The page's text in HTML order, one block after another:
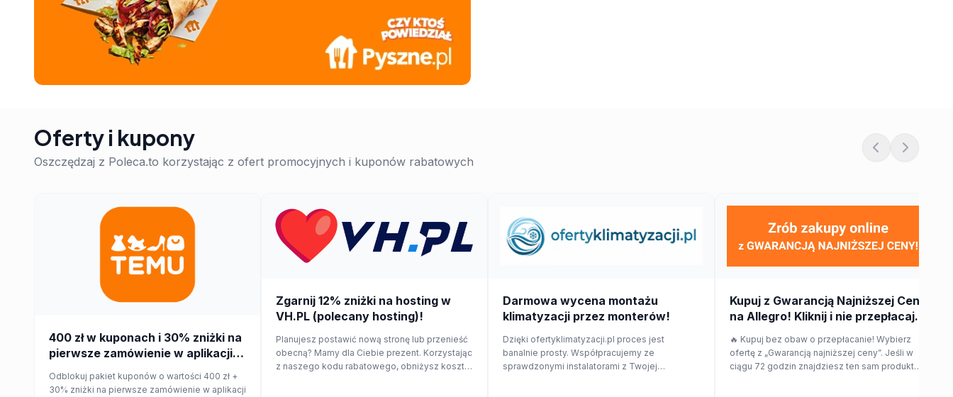
Oferty i kupony
Oszczędzaj z Poleca.to korzystając z ofert promocyjnych i kuponów rabatowych
400 zł w kuponach i 30% zniżki na
pierwsze zamówienie w aplikacji
Odblokuj pakiet kuponów o wartości 400 zł +
30% zniżki na pierwsze zamówienie w aplikacji
Zgarnij 12% zniżki na hosting w
VH.PL (polecany hosting)!
Planujesz postawić nową stronę lub przenieść
obecną? Mamy dla Ciebie prezent. Korzystając
z naszego kodu rabatowego, obniżysz koszt
Darmowa wycena montażu
klimatyzacji przez monterów!
Dzięki ofertyklimatyzacji.pl proces jest
banalnie prosty. Współpracujemy ze
sprawdzonymi instalatorami z Twojej
Kupuj z Gwarancją Najniższej Ceny
na Allegro! Kliknij i nie przepłacaj.
🔥 Kupuj bez obaw o przepłacanie! Wybierz
ofertę z „Gwarancją najniższej ceny”. Jeśli w
ciągu 72 godzin znajdziesz ten sam produkt